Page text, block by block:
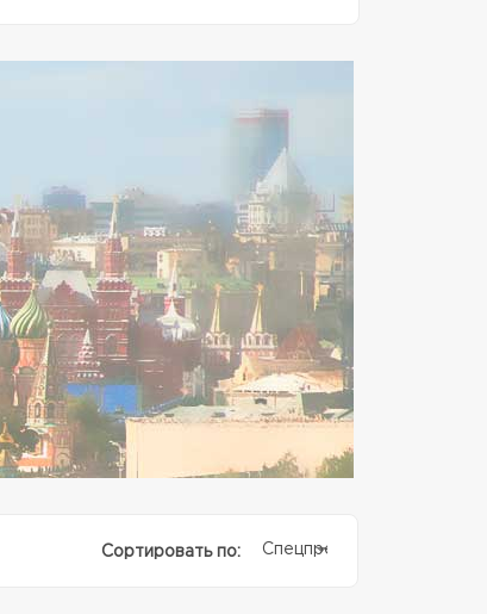
Сортировать по: Спецпредолжение